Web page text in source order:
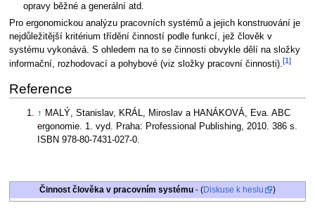
opravy běžné a generální atd.
Pro ergonomickou analýzu pracovních systémů a jejich konstruování je
nejdůležitější kritérium třídění činností podle funkcí, jež člověk v
systému vykonává. S ohledem na to se činnosti obvykle dělí na složky
informační, rozhodovací a pohybové (viz složky pracovní činnosti).[1]
Reference
↑ MALÝ, Stanislav, KRÁL, Miroslav a HANÁKOVÁ, Eva. ABC
ergonomie. 1. vyd. Praha: Professional Publishing, 2010. 386 s.
ISBN 978-80-7431-027-0.
Činnost člověka v pracovním systému - (Diskuse k heslu )